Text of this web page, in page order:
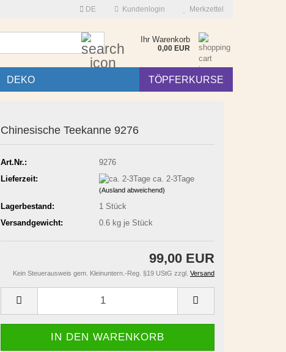
DE Kundenlogin Merkzettel
Ihr Warenkorb
0,00 EUR
DEKO TÖPFERKURSE
Chinesische Teekanne 9276
Art.Nr.:
9276
Lieferzeit:
ca. 2-3Tage
(Ausland abweichend)
Lagerbestand: 1 Stück
Versandgewicht:
0.6kg je Stück
99,00 EUR
Kein Steuerausweis gem. Kleinuntern.-Reg. §19 UStG zzgl. Versand